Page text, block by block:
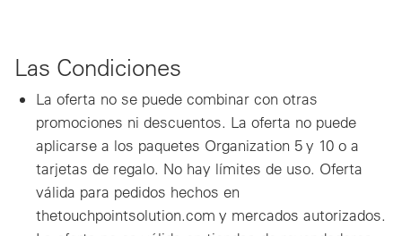
Las Condiciones
La oferta no se puede combinar con otras
promociones ni descuentos. La oferta no puede
aplicarse a los paquetes Organization 5 y 10 o a
tarjetas de regalo. No hay límites de uso. Oferta
válida para pedidos hechos en
thetouchpointsolution.com y mercados autorizados.